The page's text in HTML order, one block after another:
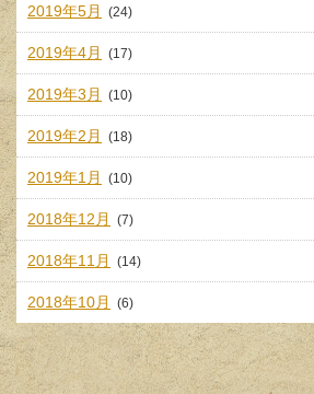
2019年5月 (24)
2019年4月 (17)
2019年3月 (10)
2019年2月 (18)
2019年1月 (10)
2018年12月 (7)
2018年11月 (14)
2018年10月 (6)